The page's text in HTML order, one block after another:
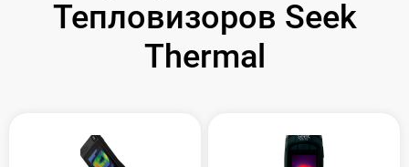
Тепловизоров Seek
Thermal